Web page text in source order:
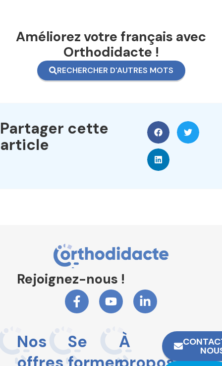
Améliorez votre français avec
Orthodidacte !
RECHERCHER D'AUTRES MOTS
Partager cette
article
Rejoignez-nous !
Nos
Se
À